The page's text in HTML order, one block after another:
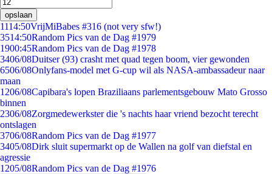
opslaan
1114:50VrijMiBabes #316 (not very sfw!)
3514:50Random Pics van de Dag #1979
1900:45Random Pics van de Dag #1978
3406/08Duitser (93) crasht met quad tegen boom, vier gewonden
6506/08Onlyfans-model met G-cup wil als NASA-ambassadeur naar
maan
1206/08Capibara's lopen Braziliaans parlementsgebouw Mato Grosso
binnen
2306/08Zorgmedewerkster die 's nachts haar vriend bezocht terecht
ontslagen
3706/08Random Pics van de Dag #1977
3405/08Dirk sluit supermarkt op de Wallen na golf van diefstal en
agressie
1205/08Random Pics van de Dag #1976